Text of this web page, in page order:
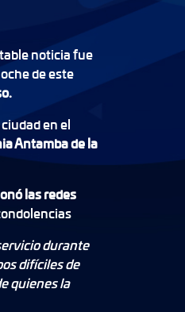
noticia fue
de este
en el
Antamba de la
las redes
durante
difíciles de
quienes la